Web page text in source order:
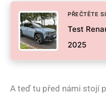
PŘEČTĚTE
Test
2025
A teď tu před námi stojí